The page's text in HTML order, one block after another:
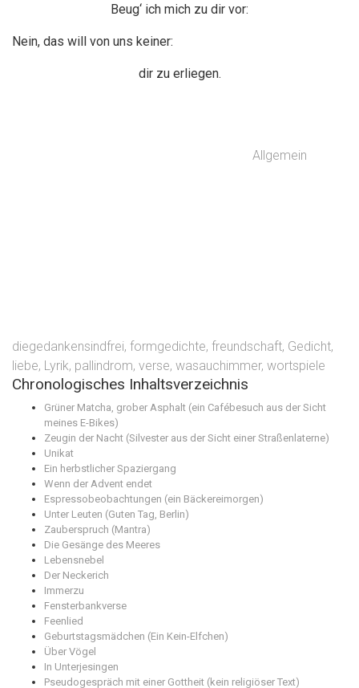
Beug‘ ich mich zu dir vor:
Nein, das will von uns keiner:
dir zu erliegen.
Allgemein
diegedankensindfrei, formgedichte, freundschaft, Gedicht,
liebe, Lyrik, pallindrom, verse, wasauchimmer, wortspiele
Chronologisches Inhaltsverzeichnis
Grüner Matcha, grober Asphalt (ein Cafébesuch aus der Sicht
meines E-Bikes)
Zeugin der Nacht (Silvester aus der Sicht einer Straßenlaterne)
Unikat
Ein herbstlicher Spaziergang
Wenn der Advent endet
Espressobeobachtungen (ein Bäckereimorgen)
Unter Leuten (Guten Tag, Berlin)
Zauberspruch (Mantra)
Die Gesänge des Meeres
Lebensnebel
Der Neckerich
Immerzu
Fensterbankverse
Feenlied
Geburtstagsmädchen (Ein Kein-Elfchen)
Über Vögel
In Unterjesingen
Pseudogespräch mit einer Gottheit (kein religiöser Text)